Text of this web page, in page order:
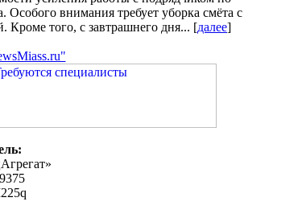
Особого внимания требует уборка смёта с
Кроме того, с завтрашнего дня... [далее]